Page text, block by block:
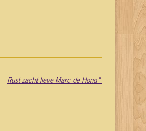
Rust zacht lieve Marc de Hond »